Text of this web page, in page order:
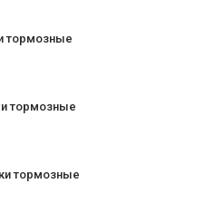
тормозные
тормозные
тормозные